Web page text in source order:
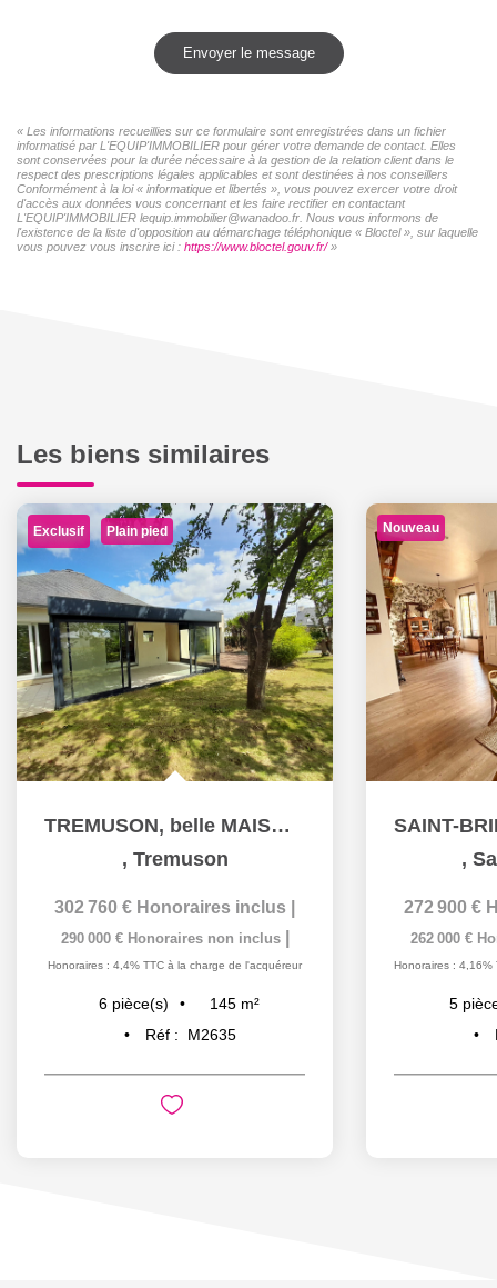
Envoyer le message
« Les informations recueillies sur ce formulaire sont enregistrées dans un fichier
informatisé par L'EQUIP'IMMOBILIER pour gérer votre demande de contact. Elles
sont conservées pour la durée nécessaire à la gestion de la relation client dans le
respect des prescriptions légales applicables et sont destinées à nos conseillers
Conformément à la loi « informatique et libertés », vous pouvez exercer votre droit
d'accès aux données vous concernant et les faire rectifier en contactant
L'EQUIP'IMMOBILIER lequip.immobilier@wanadoo.fr. Nous vous informons de
l'existence de la liste d'opposition au démarchage téléphonique « Bloctel », sur laquelle
vous pouvez vous inscrire ici : https://www.bloctel.gouv.fr/»
Les biens similaires
Exclusif Plain pied
TREMUSON, belle MAISON de PLAIN PIED
, Tremuson
302 760 € Honoraires inclus
290 000 € Honoraires non inclus
Honoraires : 4,4% TTC à la charge de l'acquéreur
6 pièce(s) 145 m²
Réf :
M2635
Nouveau
,
272 900 €
262 000 €
Honoraires : 4,16%
5